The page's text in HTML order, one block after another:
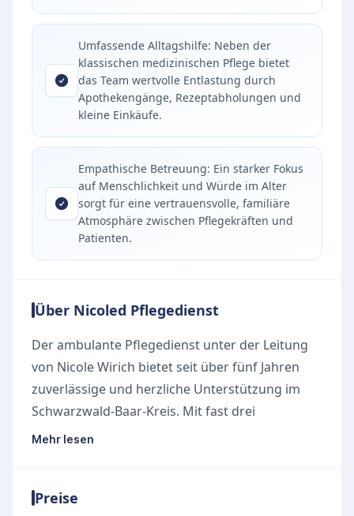
Umfassende Alltagshilfe: Neben der
klassischen medizinischen Pflege bietet
das Team wertvolle Entlastung durch
Apothekengänge, Rezeptabholungen und
kleine Einkäufe.
Empathische Betreuung: Ein starker Fokus
auf Menschlichkeit und Würde im Alter
sorgt für eine vertrauensvolle, familiäre
Atmosphäre zwischen Pflegekräften und
Patienten.
Über Nicoled Pflegedienst
Der ambulante Pflegedienst unter der Leitung
von Nicole Wirich bietet seit über fünf Jahren
zuverlässige und herzliche Unterstützung im
Schwarzwald-Baar-Kreis. Mit fast drei
Jahrzehnten pflegerischer Erfahrung der
Schwenningen und der näheren Umgebung.
Mehr lesen
Preise